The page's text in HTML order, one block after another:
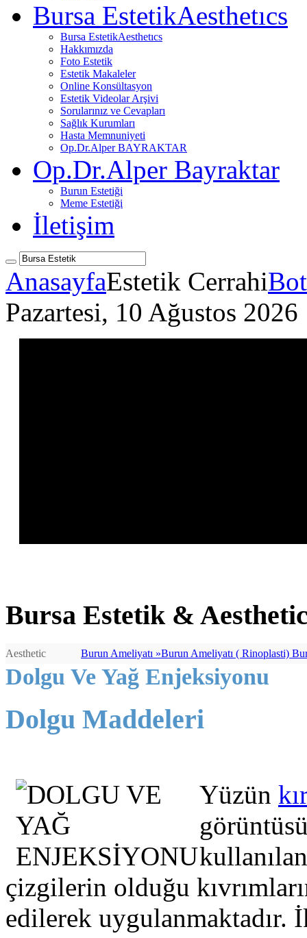
Bursa EstetikAesthetıcs
Bursa EstetikAesthetıcs
Hakkımızda
Foto Estetik
Estetik Makaleler
Online Konsültasyon
Estetik Videolar Arşivi
Sorularınız ve Cevapları
Sağlık Kurumları
Hasta Memnuniyeti
Op.Dr.Alper BAYRAKTAR
Op.Dr.Alper Bayraktar
Burun Estetiği
Meme Estetiği
İletişim
AnasayfaEstetik Cerrahi
Pazartesi, 10 Ağustos 2026
Bursa Estetik &
Aesthetic Burun Ameliyatı »Burun Ameliyatı ( Rinoplasti) Burun Ameliyatı (http://bursaburun.com) - Rinoplasti (index.php/estetik-cerrahi/yuz-estetigi-bursa-estetik/burun-estetigi.html) - - Burun Estetiği (http://bursaburun.com/burun-estetik/burun-estetigi.html) Estetik Burun (undefined/) cerrahisi veya rhinoplasti (index.php/estetik-cerrahi/yuz-estetigi-bursa-estetik/burun-estetigi.html), burnun görünümünü iyileştirmek için yeniden en iyi şekli vermek demektir. Rekonstrüktif rhinoplasti (http://bursaburun.com); konjenital anomalileri ve travma nedenli şekil bozukluklarını düzeltmek için uygulanır. Ayıca, burun içi deformitelere (http://www.bursaburun.com) bağlı tıkanıklıkları (http://bursaburun.com/burun-estetigi-hangi-sorunlar-icin-uygulanir-.html) hafifletmek için uygulanan ameliyat olan septoplasti ile birliktede yapılabilir.En iyi Burun Estetiği (http://www.alperbayraktar.com.tr), En İyi Burun Estetikçi (http://www.alperbayraktar.com.tr)Op.Dr.Alper Bayraktar (http://www.alperbayraktar.com.tr) Burun yüz bölgesinin estetiğini belirleyen en önemli unsurdur. Estetik cerrahi alanı içindeki en önemli ameliyat grubunu oluşturan burun estetiği, tıp dilinde rinoplasti olarak adlandırılır. Burun estetiği ameliyatı buruna yeni şekil vermek için uygulanır. Burun ucu kaldırılıp indirilebilir, burun ucu inceltilip sivriltilebilir, veya tam tersi kalınlaştırılabilir, burunda sağa sola eğrilikler varsa düzeltilebilir, burun sırtı çökükse dolgunlaştırılabilir, kambursa fazlalıkları alınabilir, burun delikleri büyükse küçültülebilir, asimetri varsa düzeltilebilir. Burnun şekli ile ilgili problemlerin yanı sıra septum deviasyonu adı verilen iç kıkırdak ve kemik eğrilikleri, buna bağlı nefes alma zorluğu varsa burun estetiği ameliyatı ile birlikte septum deviasyonu ameliyatı da yapılarak nefes almada rahatlama sağlanır. İdeal burun estetiği, buruna yüz ile uyumlu doğal bir şekil vermekle birlikte nefes almayı da rahatlatmalıdır. Burun Ameliyat öncesi göz önünde bulundurulması gerekenler Burun estetiği (http://bursaburun.com/) (Rhinoplasti) düşünülüyorsa, atılması gereken ilk adım estetik cerrah ile görüşmektir. Cerrahi sonrası görünüş ve hisleriniz hakkındaki beklentilerinizi samimi olarak cerrahınızla görüşmelisiniz. Herhangi bir estetik ameliyat olmadan önce duygusal olarak dengeli durumda olmanız en önemli faktörlerden biridir. Rhinoplasti (index.php/estetik-cerrahi/yuz-estetigi-bursa-estetik/burun-estetigi.html) yani burun estetiği burnunuzun şeklini değiştirecek; hayatınızın değil. Estetik cerrahi görünümünüzü iyileştirip sizin kendinize olan güveninizi tazeleyecektir. Cerrahınız sizi muayene ettikten sonra, uygulamadaki kararları etkileyecek diğer değişiklikleri sizinle görüşecektir. Pek çok örnekte rhinoplasti (index.php/estetik-cerrahi/yuz-estetigi-bursa-estetik/burun-estetigi.html) için tavsiye edilen en erken yaş, burnun gelişiminin yüzde doksanını tamamladığı genç yaşlardır. Daha yaşlı bireylerin durumu, yaşa göre farklılıklar göstermektedir. İlk görüşme sırasında cerrah uygulayacağı cerrahi tekniği, anesteziyi, ameliyatın nerede yapılacağı ve gerçekci olarak ameliyattan ne beklenmesi gerektiğini içeren özel detayları size açıklayacaktır. Rhinoplastiye
Dolgu Ve Yağ Enjeksiyonu
Dolgu Maddeleri
Yüzün
çizgilerin olduğu
edilerek uygulanmaktadır.